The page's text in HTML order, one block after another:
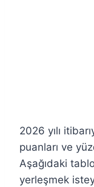
2026 yılı
puanları ve
Aşağıdaki
yerleşmek